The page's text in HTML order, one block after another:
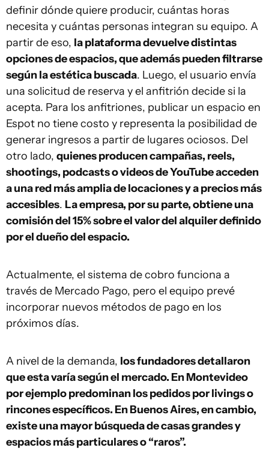
definir dónde quiere producir, cuántas horas
necesita y cuántas personas integran su equipo. A
partir de eso, la plataforma devuelve distintas
opciones de espacios, que además pueden filtrarse
según la estética buscada. Luego, el usuario envía
una solicitud de reserva y el anfitrión decide si la
acepta. Para los anfitriones, publicar un espacio en
Espot no tiene costo y representa la posibilidad de
generar ingresos a partir de lugares ociosos. Del
otro lado, quienes producen campañas, reels,
shootings, podcasts o videos de YouTube acceden
a una red más amplia de locaciones y a precios más
accesibles. La empresa, por su parte, obtiene una
comisión del 15% sobre el valor del alquiler definido
por el dueño del espacio.
Actualmente, el sistema de cobro funciona a
través de Mercado Pago, pero el equipo prevé
incorporar nuevos métodos de pago en los
próximos días.
A nivel de la demanda, los fundadores detallaron
que esta varía según el mercado. En Montevideo
por ejemplo predominan los pedidos por livings o
rincones específicos. En Buenos Aires, en cambio,
existe una mayor búsqueda de casas grandes y
espacios más particulares o “raros”.